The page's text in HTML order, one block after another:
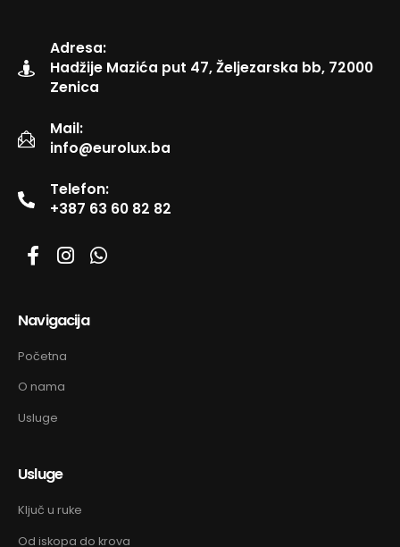
Adresa:
Hadžije Mazića put 47, Željezarska bb, 72000
Zenica
Mail:
info@eurolux.ba
Telefon:
+387 63 60 82 82
Navigacija
Početna
O nama
Usluge
Usluge
Ključ u ruke
Od iskopa do krova